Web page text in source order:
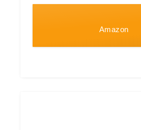
Amazon